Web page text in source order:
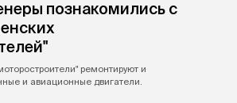
познакомились с
ремонтируют и
и авиационные двигатели.